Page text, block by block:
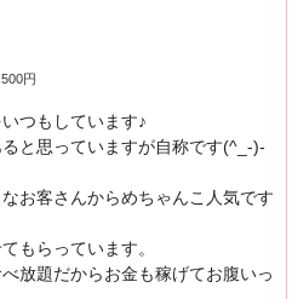
円
つもしています♪
と思っていますが自称です(^_-)-
お客さんからめちゃんこ人気です
もらっています。
放題だからお金も稼げてお腹いっ